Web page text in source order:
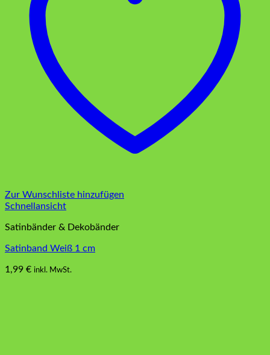
Zur Wunschliste hinzufügen
Schnellansicht
Satinbänder & Dekobänder
Satinband Weiß 1 cm
1,99 € inkl. MwSt.